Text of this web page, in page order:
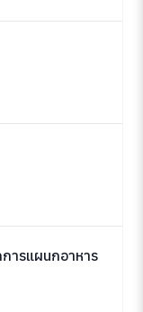
ารแผนกอาหาร